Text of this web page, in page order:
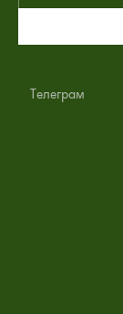
Телеграм